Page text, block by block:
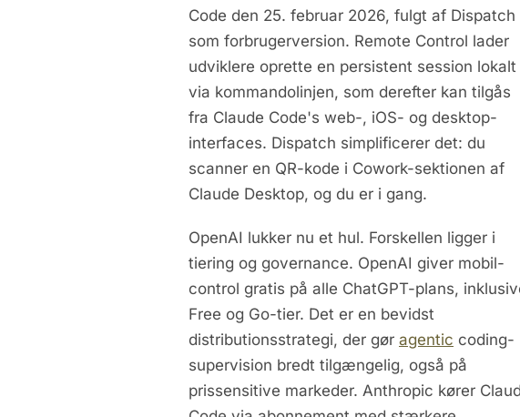
Code den 25. februar 2026, fulgt af Dispatch
som forbrugerversion. Remote Control lader
udviklere oprette en persistent session lokalt
via kommandolinjen, som derefter kan tilgås
fra Claude Code's web-, iOS- og desktop-
interfaces. Dispatch simplificerer det: du
scanner en QR-kode i Cowork-sektionen af
Claude Desktop, og du er i gang.
OpenAI lukker nu et hul. Forskellen ligger i
tiering og governance. OpenAI giver mobil-
control gratis på alle ChatGPT-plans,
Free og Go-tier. Det er en bevidst
distributionsstrategi, der gør agentic coding-
supervision bredt tilgængelig, også på
prissensitive markeder. Anthropic kører